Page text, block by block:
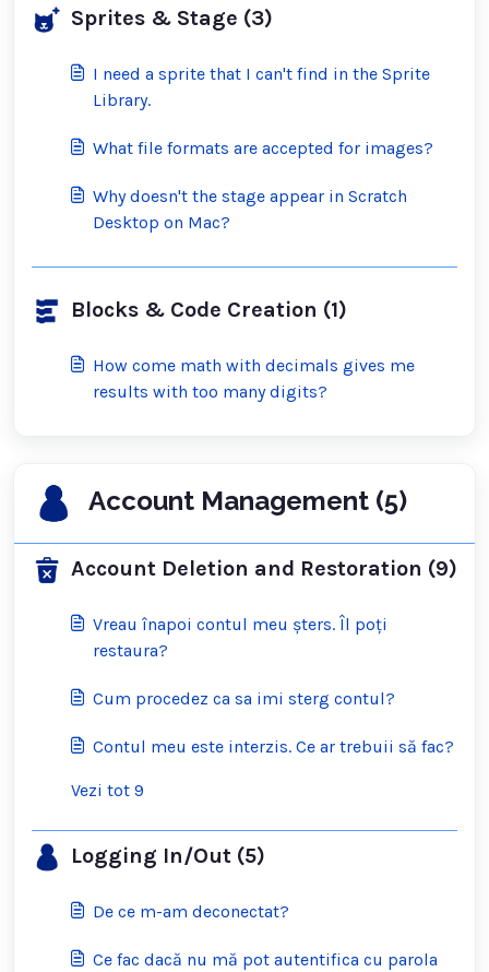
Sprites & Stage (3)
I need a sprite that I can't find in the Sprite
Library.
What file formats are accepted for images?
Why doesn't the stage appear in Scratch
Desktop on Mac?
Blocks & Code Creation (1)
How come math with decimals gives me
results with too many digits?
Account Management (5)
Account Deletion and Restoration (9)
Vreau înapoi contul meu șters. Îl poți
restaura?
Cum procedez ca sa imi sterg contul?
Contul meu este interzis. Ce ar trebuii să fac?
Vezi tot 9
Logging In/Out (5)
De ce m-am deconectat?
Ce fac dacă nu mă pot autentifica cu parola